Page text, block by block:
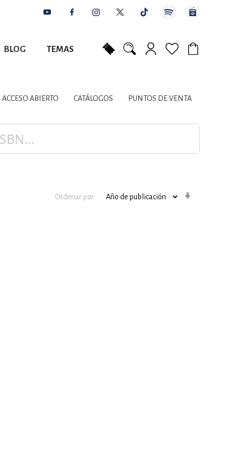
BLOG TEMAS
LITERARIOS
PLANIFICACIÓN
ACCESO ABIERTO CATÁLOGOS PUNTOS DE VENTA
Ordenar por